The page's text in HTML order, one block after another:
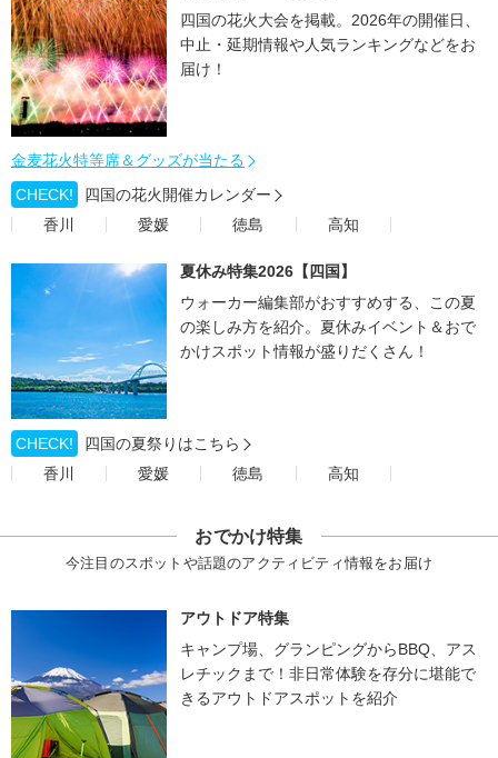
四国の花火大会を掲載。2026年の開催日、
中止・延期情報や人気ランキングなどをお
届け！
金麦花火特等席＆グッズが当たる
CHECK!
四国の花火開催カレンダー
香川
愛媛 徳島 高知
夏休み特集2026【四国】
ウォーカー編集部がおすすめする、この夏
の楽しみ方を紹介。夏休みイベント＆おで
かけスポット情報が盛りだくさん！
CHECK!
四国の夏祭りはこちら
香川
愛媛 徳島 高知
おでかけ特集
今注目のスポットや話題のアクティビティ情報をお届け
アウトドア特集
キャンプ場、グランピングからBBQ、アス
レチックまで！非日常体験を存分に堪能で
きるアウトドアスポットを紹介